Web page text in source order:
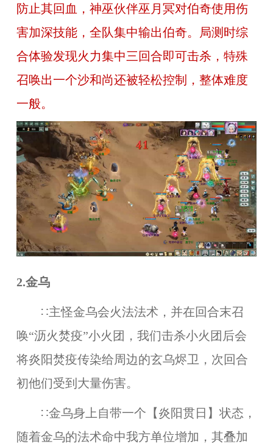
防止其回血，神巫伙伴巫月冥对伯奇使用伤
害加深技能，全队集中输出伯奇。局测时综
合体验发现火力集中三回合即可击杀，特殊
召唤出一个沙和尚还被轻松控制，整体难度
一般。
2.金乌
∷主怪金乌会火法法术，并在回合末召
唤“沥火焚疫”小火团，我们击杀小火团后会
将炎阳焚疫传染给周边的玄乌烬卫，次回合
初他们受到大量伤害。
∷金乌身上自带一个【炎阳贯日】状态，
随着金乌的法术命中我方单位增加，其叠加